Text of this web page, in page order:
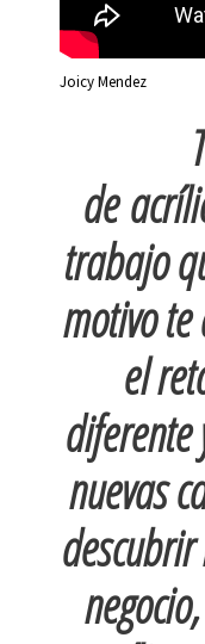
Joicy Mendez
deacríli
trabajo
motivo
el
diferente
nuevas